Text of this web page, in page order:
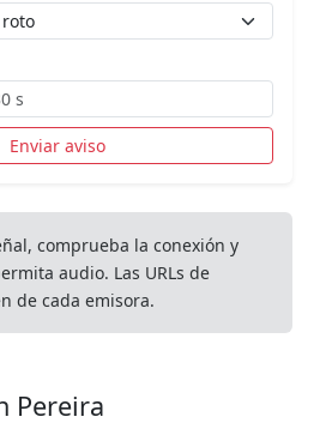
Enviar aviso
comprueba la conexión y
audio. Las URLs de
de cada emisora.
Pereira